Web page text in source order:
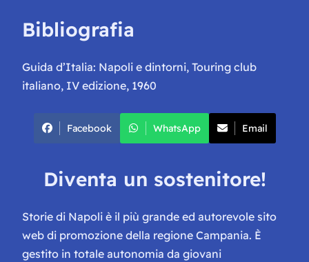
Bibliografia
Guida d’Italia: Napoli e dintorni, Touring club
italiano, IV edizione, 1960
Facebook WhatsApp Email
Diventa un sostenitore!
Storie di Napoli è il più grande ed autorevole sito
web di promozione della regione Campania. È
gestito in totale autonomia da giovani